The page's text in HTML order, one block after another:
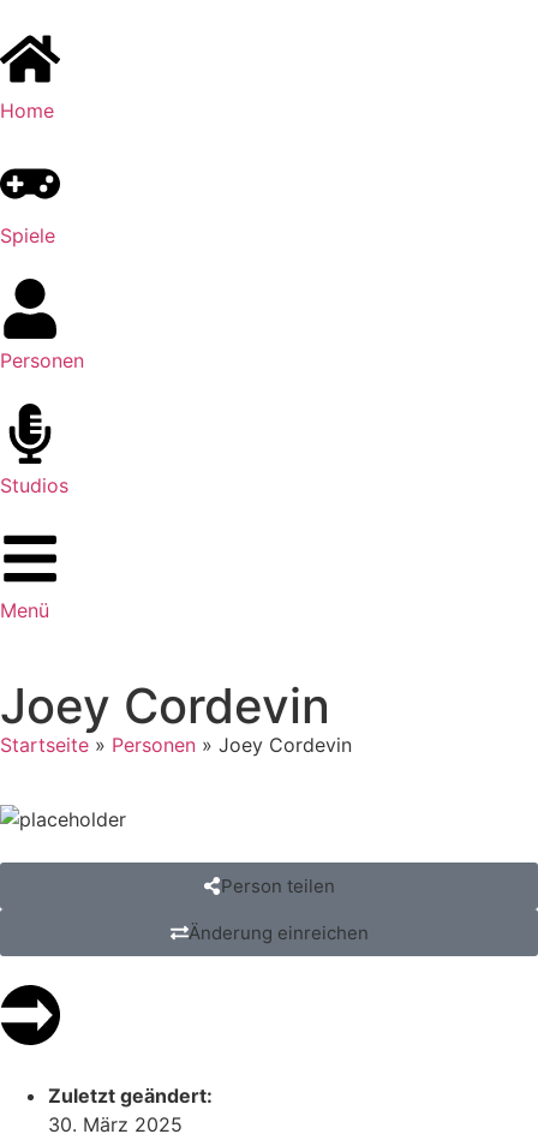
Home
Spiele
Personen
Studios
Menü
Joey Cordevin
Startseite » Personen » Joey Cordevin
Person teilen
Änderung einreichen
Zuletzt geändert:
30. März 2025